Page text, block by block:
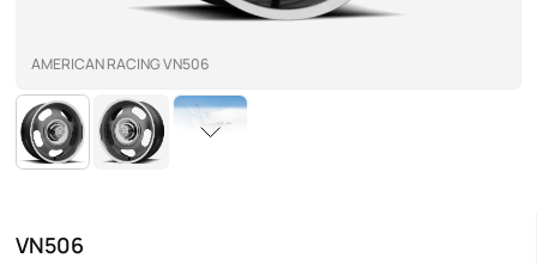
AMERICAN RACING VN506
VN506